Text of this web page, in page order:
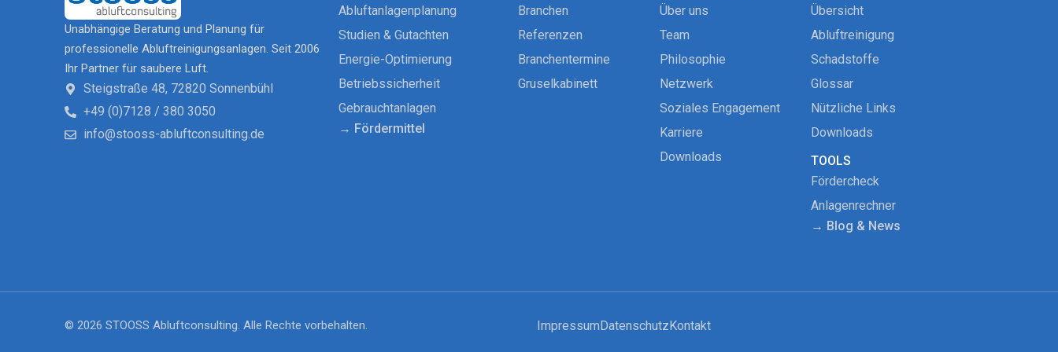
Unabhängige Beratung und Planung für
professionelle Abluftreinigungsanlagen. Seit 2006
Ihr Partner für saubere Luft.
Steigstraße 48, 72820 Sonnenbühl
+49 (0)7128 / 380 3050
info@stooss-abluftconsulting.de
Abluftanlagenplanung
Studien & Gutachten
Energie-Optimierung
Betriebssicherheit
Gebrauchtanlagen
→ Fördermittel
Branchen
Referenzen
Branchentermine
Gruselkabinett
Über uns
Team
Philosophie
Netzwerk
Soziales Engagement
Karriere
Downloads
Übersicht
Abluftreinigung
Schadstoffe
Glossar
Nützliche Links
Downloads
TOOLS
Fördercheck
Anlagenrechner
→ Blog & News
© 2026 STOOSS Abluftconsulting. Alle Rechte vorbehalten. ImpressumDatenschutzKontakt